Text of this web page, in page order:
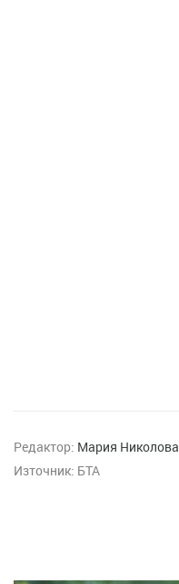
Редактор: Мария Николова
Източник: БТА